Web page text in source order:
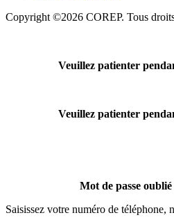
Copyright ©2026 COREP. Tous
Veuillez patienter
Veuillez patienter
Mot de passe oublié
Saisissez votre numéro de téléphone,